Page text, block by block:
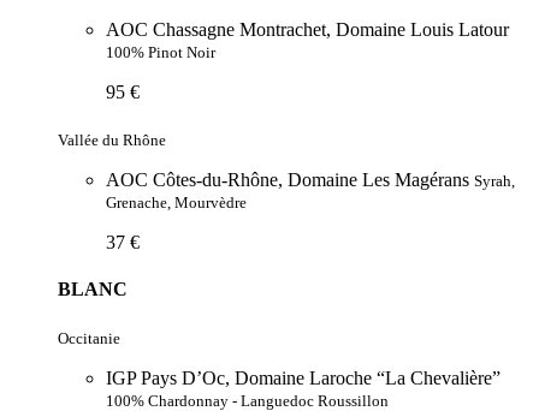
AOC Chassagne Montrachet, Domaine Louis Latour
100% Pinot Noir
95 €
Vallée du Rhône
AOC Côtes-du-Rhône, Domaine Les Magérans Syrah,
Grenache, Mourvèdre
37 €
BLANC
Occitanie
IGP Pays D’Oc, Domaine Laroche “La Chevalière”
100% Chardonnay - Languedoc Roussillon